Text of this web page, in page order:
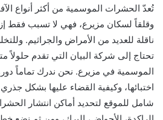
تُعدّ الحشرات الموسمية من أكثر أنواع
وقلقاً لسكان مزيرع، فهي لا تسبب فقط
ناقلة للعديد من الأمراض والجراثيم.
تحتاج إلى شركة البيان التي تقدم حلولاً
الموسمية في مزيرع. نحن ندرك تماماً
اختبائها، وكيفية القضاء عليها بشكل
شامل للموقع لتحديد أماكن انتشار